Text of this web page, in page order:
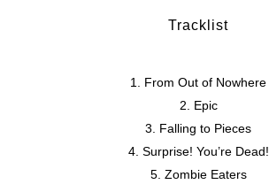
Tracklist
From Out of Nowhere
Epic
Falling to Pieces
Surprise! You’re Dead!
Zombie Eaters